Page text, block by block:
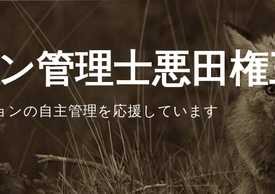
管理士悪田
ンの自主管理を応援しています